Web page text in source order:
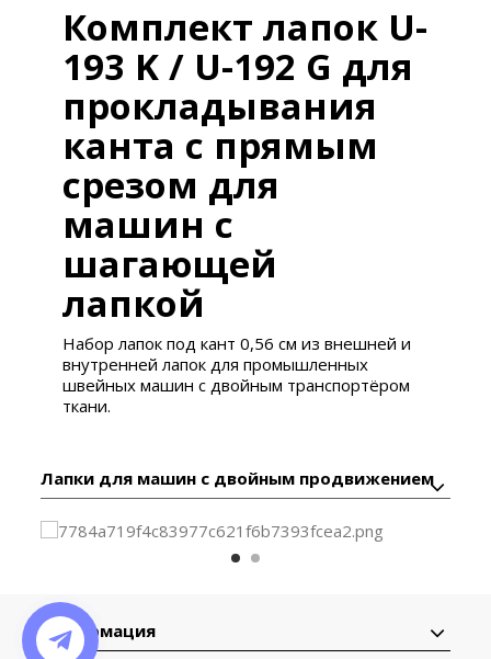
Комплект лапок U-
193 K / U-192 G для
прокладывания
канта с прямым
срезом для
машин с
шагающей
лапкой
Набор лапок под кант 0,56 см из внешней и
внутренней лапок для промышленных
швейных машин с двойным транспортёром
ткани.
Лапки для машин с двойным продвижением
Информация